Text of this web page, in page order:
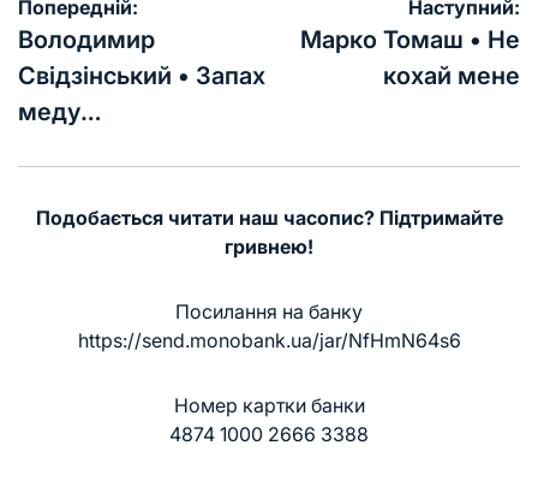
Навігація
записів
Попередній:
Володимир
Свідзінський • Запах
меду…
Наступний:
Марко Томаш • Не
кохай мене
Подобається читати наш часопис? Підтримайте
гривнею!
Посилання на банку
https://send.monobank.ua/jar/NfHmN64s6
Номер картки банки
4874 1000 2666 3388